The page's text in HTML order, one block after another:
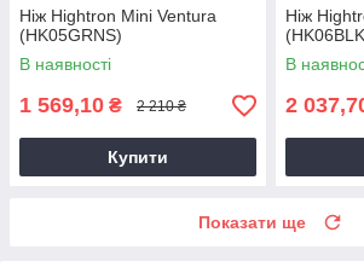
Ніж Hightron Mini Ventura
(HK05GRNS)
В наявності
1 569,10 ₴ 2 210 ₴
Купити
Ніж
В
2
Показати ще